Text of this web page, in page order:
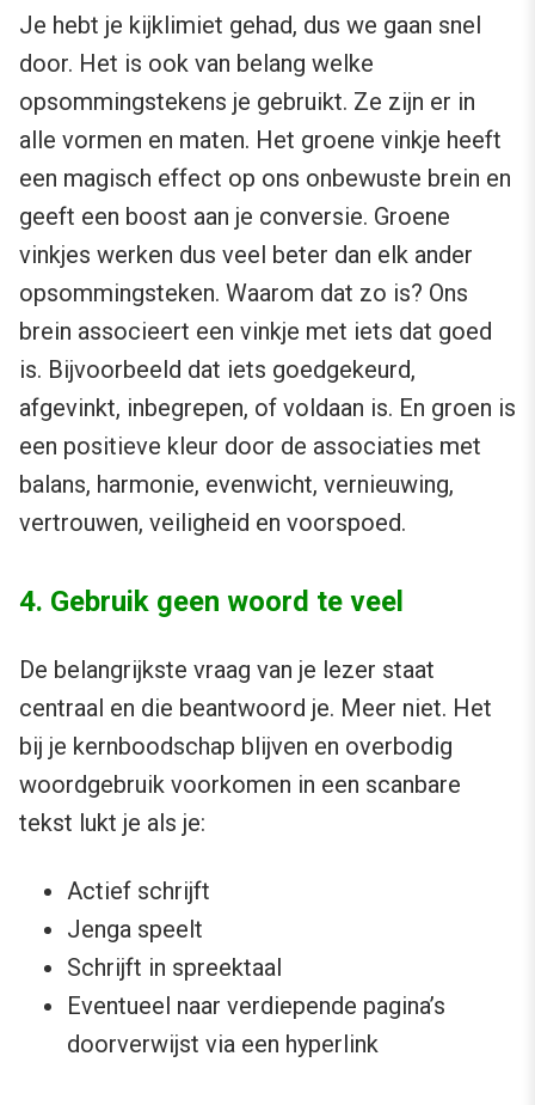
Je hebt je kijklimiet gehad, dus we gaan snel
door. Het is ook van belang welke
opsommingstekens je gebruikt. Ze zijn er in
alle vormen en maten. Het groene vinkje heeft
een magisch effect op ons onbewuste brein en
geeft een boost aan je conversie. Groene
vinkjes werken dus veel beter dan elk ander
opsommingsteken. Waarom dat zo is? Ons
brein associeert een vinkje met iets dat goed
is. Bijvoorbeeld dat iets goedgekeurd,
afgevinkt, inbegrepen, of voldaan is. En groen is
een positieve kleur door de associaties met
balans, harmonie, evenwicht, vernieuwing,
vertrouwen, veiligheid en voorspoed.
4. Gebruik geen woord te veel
De belangrijkste vraag van je lezer staat
centraal en die beantwoord je. Meer niet. Het
bij je kernboodschap blijven en overbodig
woordgebruik voorkomen in een scanbare
tekst lukt je als je:
Actief schrijft
Jenga speelt
Schrijft in spreektaal
Eventueel naar verdiepende pagina’s
doorverwijst via een hyperlink